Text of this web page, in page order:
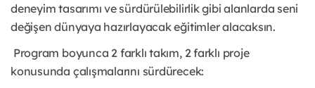
deneyim tasarımı ve sürdürülebilirlik gibi alanlarda seni
değişen dünyaya hazırlayacak eğitimler alacaksın.
Program boyunca 2 farklı takım, 2 farklı proje
konusunda çalışmalarını sürdürecek: